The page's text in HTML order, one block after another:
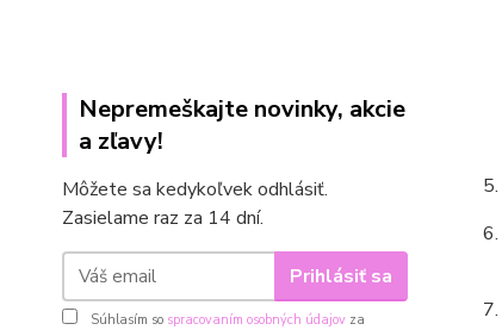
Nepremeškajte novinky, akcie
a zľavy!
Môžete sa kedykoľvek odhlásiť.
Zasielame raz za 14 dní.
Prihlásiť sa
Súhlasím so spracovaním osobných údajov za